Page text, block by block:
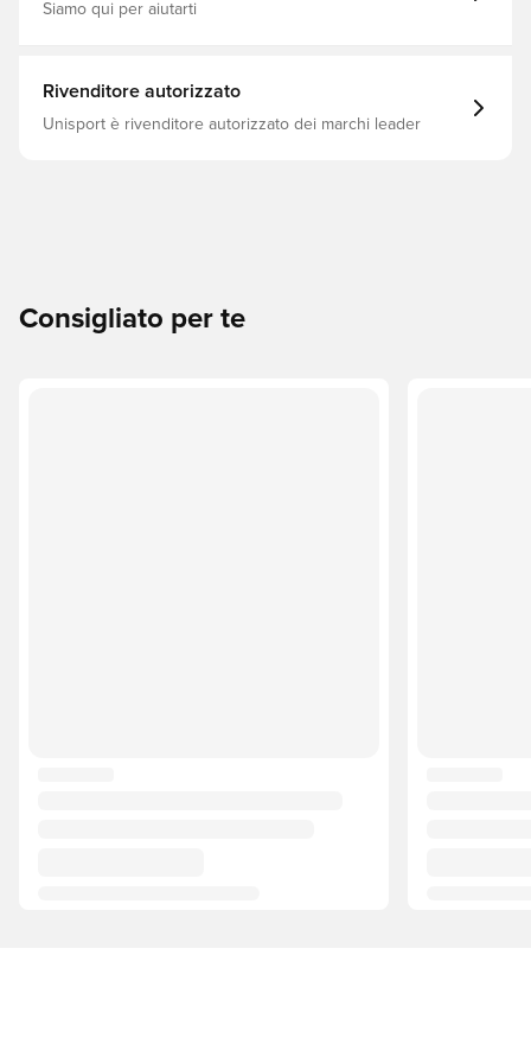
Siamo qui per aiutarti
Rivenditore autorizzato
Unisport è rivenditore autorizzato dei marchi leader
Consigliato per te